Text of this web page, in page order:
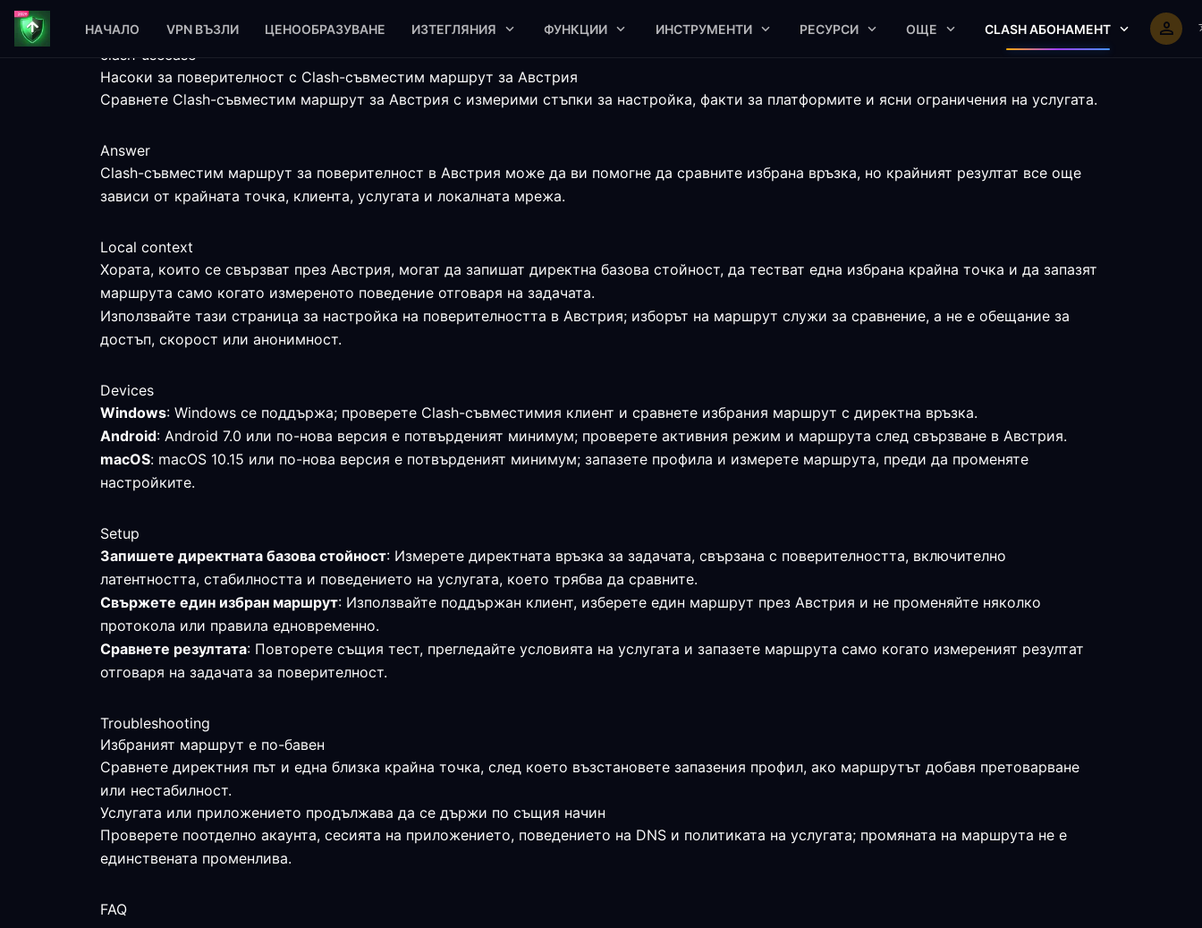
НАЧАЛО VPN ВЪЗЛИ ЦЕНООБРАЗУВАНЕ ИЗТЕГЛЯНИЯ ФУНКЦИИ ИНСТРУМЕНТИ РЕСУРСИ ОЩЕ CLASH АБОНАМЕНТ
clash-usecase
Насоки за поверителност с Clash-съвместим маршрут за Австрия
Сравнете Clash-съвместим маршрут за Австрия с измерими стъпки за настройка, факти за платформите и ясни ограничения на услугата.
Answer
Clash-съвместим маршрут за поверителност в Австрия може да ви помогне да сравните избрана връзка, но крайният резултат все още
зависи от крайната точка, клиента, услугата и локалната мрежа.
Local context
Хората, които се свързват през Австрия, могат да запишат директна базова стойност, да тестват една избрана крайна точка и да запазят
маршрута само когато измереното поведение отговаря на задачата.
Използвайте тази страница за настройка на поверителността в Австрия; изборът на маршрут служи за сравнение, а не е обещание за
достъп, скорост или анонимност.
Devices
Windows: Windows се поддържа; проверете Clash-съвместимия клиент и сравнете избрания маршрут с директна връзка.
Android: Android 7.0 или по-нова версия е потвърденият минимум; проверете активния режим и маршрута след свързване в Австрия.
macOS: macOS 10.15 или по-нова версия е потвърденият минимум; запазете профила и измерете маршрута, преди да променяте
настройките.
Setup
Запишете директната базова стойност: Измерете директната връзка за задачата, свързана с поверителността, включително
латентността, стабилността и поведението на услугата, което трябва да сравните.
Свържете един избран маршрут: Използвайте поддържан клиент, изберете един маршрут през Австрия и не променяйте няколко
протокола или правила едновременно.
Сравнете резултата: Повторете същия тест, прегледайте условията на услугата и запазете маршрута само когато измереният резултат
отговаря на задачата за поверителност.
Troubleshooting
Избраният маршрут е по-бавен
Сравнете директния път и една близка крайна точка, след което възстановете запазения профил, ако маршрутът добавя претоварване
или нестабилност.
Услугата или приложението продължава да се държи по същия начин
Проверете поотделно акаунта, сесията на приложението, поведението на DNS и политиката на услугата; промяната на маршрута не е
единствената променлива.
FAQ